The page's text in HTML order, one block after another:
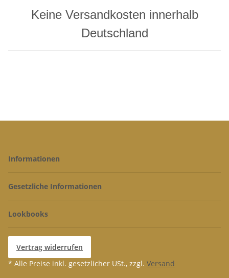
Keine Versandkosten innerhalb
Deutschland
Informationen
Gesetzliche Informationen
Lookbooks
Vertrag widerrufen
* Alle Preise inkl. gesetzlicher USt., zzgl. Versand